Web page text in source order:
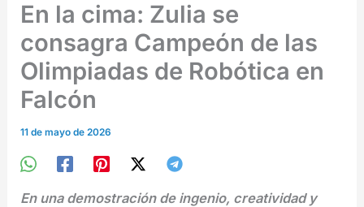
En la cima: Zulia se
consagra Campeón de las
Olimpiadas de Robótica en
Falcón
11 de mayo de 2026
En una demostración de ingenio, creatividad y